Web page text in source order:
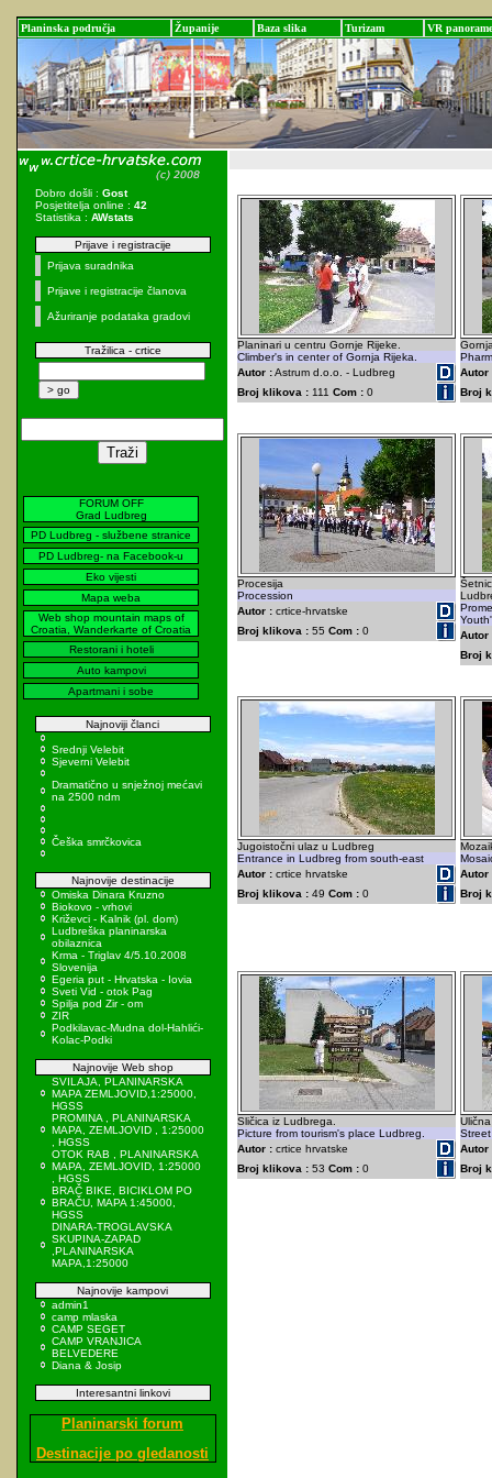
Planinska područja Županije Baza slika Turizam VR panorame
Dobro došli : Gost
Posjetitelja online : 42
Statistika : AWstats
Prijave i registracije
Prijava suradnika
Prijave i registracije članova
Ažuriranje podataka gradovi
Tražilica - crtice
FORUM OFF
Grad Ludbreg
PD Ludbreg - službene stranice
PD Ludbreg- na Facebook-u
Eko vijesti
Mapa weba
Web shop mountain maps of
Croatia, Wanderkarte of Croatia
Restorani i hoteli
Auto kampovi
Apartmani i sobe
Najnoviji članci
Srednji Velebit
Sjeverni Velebit
Dramatično u snježnoj mećavi
na 2500 ndm
Češka smrčkovica
Najnovije destinacije
Omiska Dinara Kruzno
Biokovo - vrhovi
Križevci - Kalnik (pl. dom)
Ludbreška planinarska
obilaznica
Krma - Triglav 4/5.10.2008
Slovenija
Egeria put - Hrvatska - Iovia
Sveti Vid - otok Pag
Spilja pod Zir - om
ZIR
Podkilavac-Mudna dol-Hahlići-
Kolac-Podki
Najnovije Web shop
SVILAJA, PLANINARSKA
MAPA ZEMLJOVID,1:25000,
HGSS
PROMINA , PLANINARSKA
MAPA, ZEMLJOVID , 1:25000
, HGSS
OTOK RAB , PLANINARSKA
MAPA, ZEMLJOVID, 1:25000
, HGSS
BRAČ BIKE, BICIKLOM PO
BRAČU, MAPA 1:45000,
HGSS
DINARA-TROGLAVSKA
SKUPINA-ZAPAD
,PLANINARSKA
MAPA,1:25000
Najnovije kampovi
admin1
camp mlaska
CAMP SEGET
CAMP VRANJICA
BELVEDERE
Diana & Josip
Interesantni linkovi
Planinarski forum
Destinacije po gledanosti
Planinari u centru Gornje Rijeke.
Climber's in center of Gornja Rijeka.
Autor :Astrum d.o.o. - Ludbreg
Broj klikova : 111 Com : 0
Autor
Broj
Procesija
Procession
Autor : crtice-hrvatske
Broj klikova : 55 Com : 0
Autor
Broj
Jugoistočni ulaz u Ludbreg
Entrance in Ludbreg from south-east
Autor : crtice hrvatske
Broj klikova : 49 Com : 0
Autor
Broj
Sličica iz Ludbrega.
Picture from tourism's place Ludbreg.
Autor : crtice hrvatske
Broj klikova : 53 Com : 0
Autor
Broj